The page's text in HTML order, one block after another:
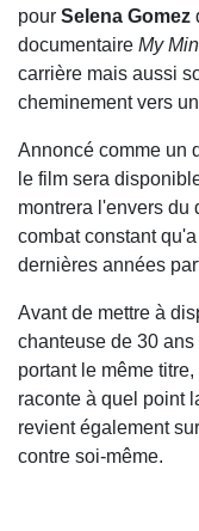
pour Selena Gomez
documentaire My
carrière mais aussi
cheminement vers
Annoncé comme un
le film sera
montrera l'envers du
combat constant
dernières années
Avant de mettre à
chanteuse de 30
portant le même titre,
raconte à quel point
revient également
contre soi-même.